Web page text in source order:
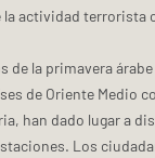
la actividad terrorista
de la primavera
de Oriente Medio
han dado lugar a
Los